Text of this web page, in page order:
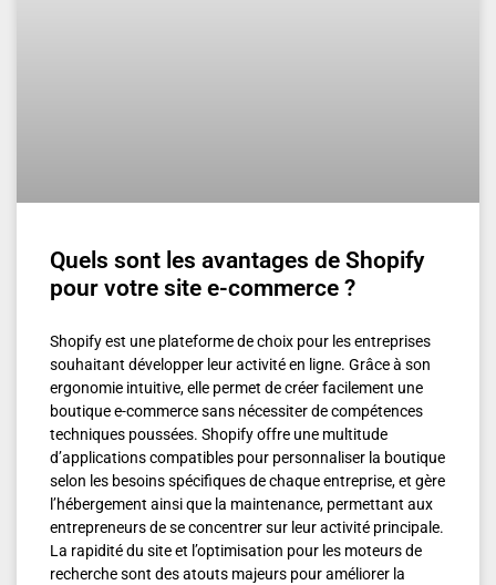
Quels sont les avantages de Shopify
pour votre site e-commerce ?
Shopify est une plateforme de choix pour les entreprises
souhaitant développer leur activité en ligne. Grâce à son
ergonomie intuitive, elle permet de créer facilement une
boutique e-commerce sans nécessiter de compétences
techniques poussées. Shopify offre une multitude
d’applications compatibles pour personnaliser la boutique
selon les besoins spécifiques de chaque entreprise, et gère
l’hébergement ainsi que la maintenance, permettant aux
entrepreneurs de se concentrer sur leur activité principale.
La rapidité du site et l’optimisation pour les moteurs de
recherche sont des atouts majeurs pour améliorer la